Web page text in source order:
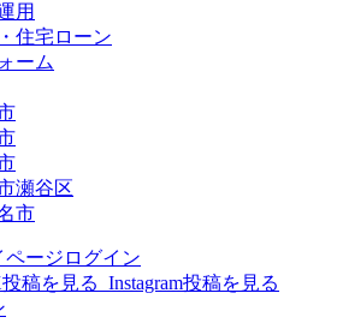
用
住宅ローン
ーム
瀬谷区
市
ページログイン
稿を見る Instagram投稿を見る